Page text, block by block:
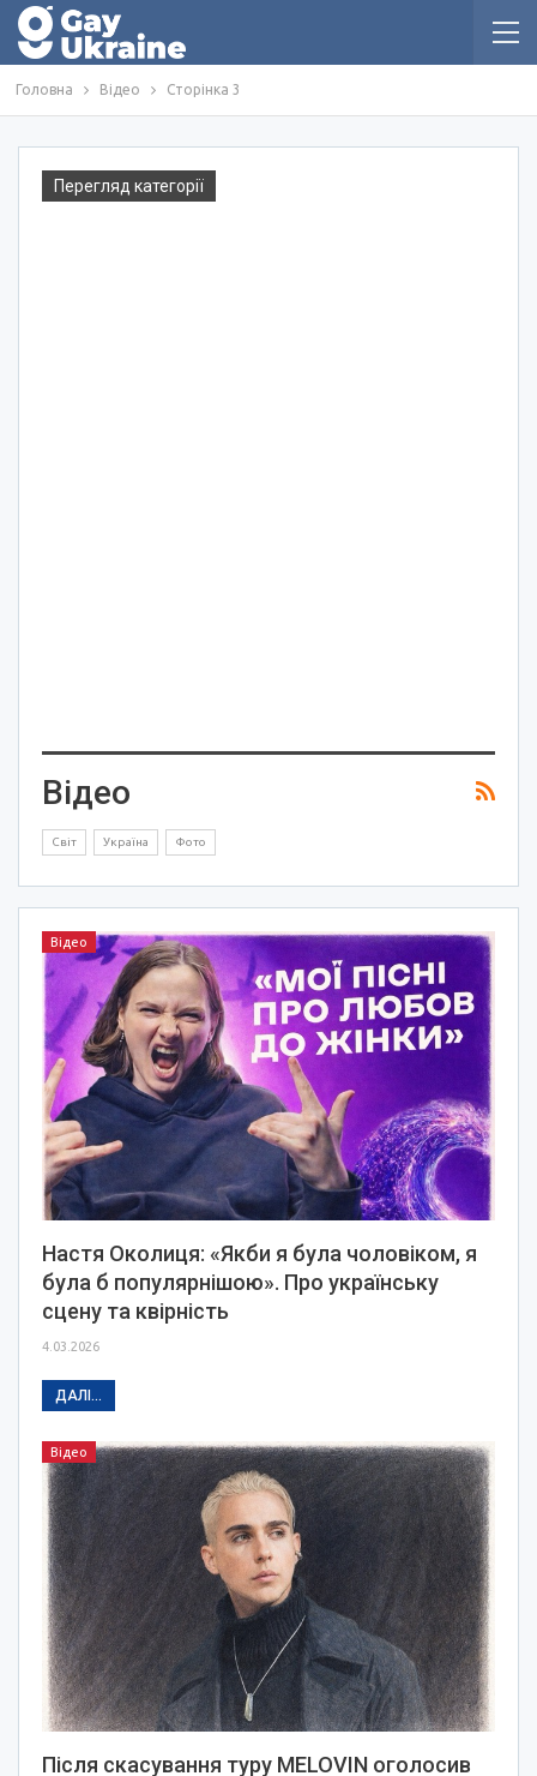
Головна Відео Сторінка 3
Перегляд категорії
Відео
Світ Україна Фото
Відео
Настя Околиця: «Якби я була чоловіком, я
була б популярнішою». Про українську
сцену та квірність
4.03.2026
ДАЛІ...
Відео
Після скасування туру MELOVIN оголосив